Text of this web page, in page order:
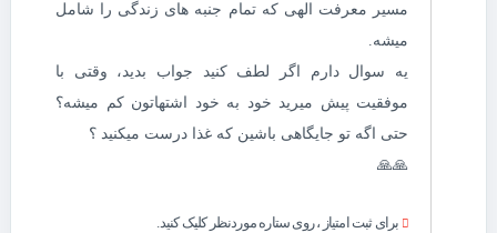
مسیر معرفت الهی که تمام جنبه های زندگی را شامل
میشه.
یه سوال دارم اگر لطف کنید جواب بدید، وقتی با
موفقیت پیش میرید خود به خود اشتهاتون کم میشه؟
حتی اگه تو جایگاهی باشین که غذا درست میکنید ؟
🙏🙏
برای ثبت امتیاز ، روی ستاره موردنظر کلیک کنید.